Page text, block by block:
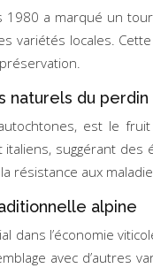
a marqué un
variétés locales.
naturels du perdin
est le
suggérant
résistance aux
alpine
dans l’économie
avec d’autres